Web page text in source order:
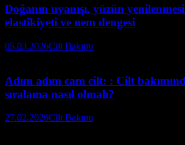
Doğanın uyanışı, yüzün
elastikiyeti ve nem dengesi
05.03.2026Cilt Bakımı
Adım adım cam cilt: : Cilt
sıralama nasıl olmalı?
27.02.2026Cilt Bakımı